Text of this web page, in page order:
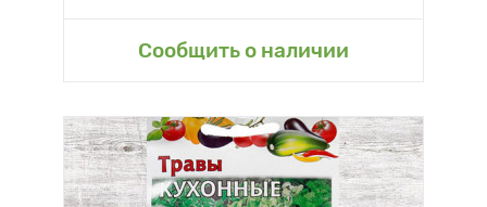
Сообщить о наличии